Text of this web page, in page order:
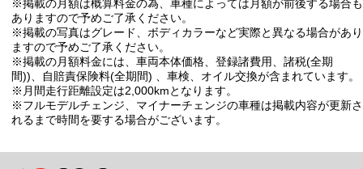
※掲載の月額は概算料金の為、車種によっては月額が前後する場合も
ありますので予めご了承ください。
※掲載の写真はグレード、ボディカラーなど実際と異なる場合があり
ますので予めご了承ください。
※掲載の月額料金には、車両本体価格、登録諸費用、諸税(全期
間))、自賠責保険料(全期間) 、車検、オイル交換が含まれています。
※月間走行距離設定は2,000kmとなります。
※フルモデルチェンジ、マイナーチェンジの車種は掲載内容が更新さ
れるまで時間を要する場合がございます。